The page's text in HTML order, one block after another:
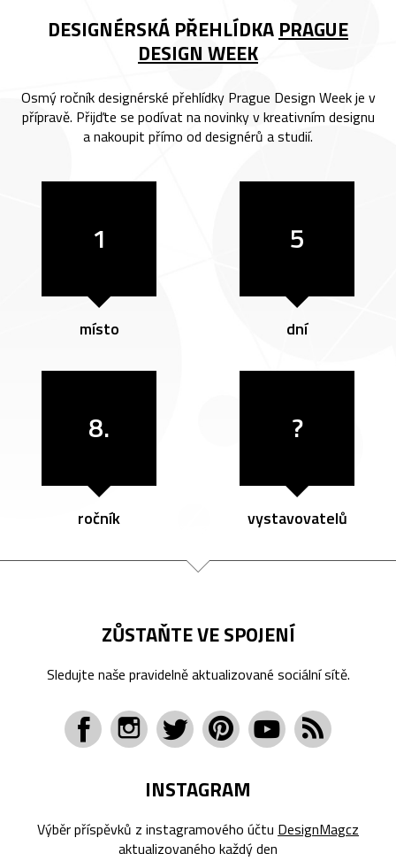
DESIGNÉRSKÁ PŘEHLÍDKA PRAGUE
DESIGN WEEK
Osmý ročník designérské přehlídky Prague Design Week je v
přípravě. Přijďte se podívat na novinky v kreativním designu
a nakoupit přímo od designérů a studií.
1
místo
5
dní
8.
ročník
?
vystavovatelů
ZŮSTAŇTE VE SPOJENÍ
Sledujte naše pravidelně aktualizované sociální sítě.
INSTAGRAM
Výběr příspěvků z instagramového účtu DesignMagcz
aktualizovaného každý den